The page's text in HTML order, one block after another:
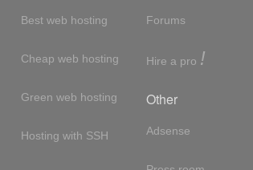
Best web hosting
Cheap web hosting
Green web hosting
Hosting with SSH
Forums
Hire a pro !
Other
Adsense